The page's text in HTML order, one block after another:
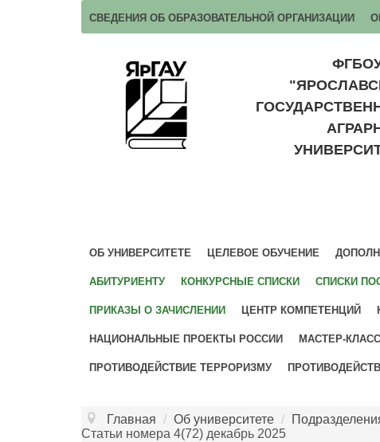
СВЕДЕНИЯ ОБ ОБРАЗОВАТЕЛЬНОЙ ОРГАНИЗАЦИИ
ОБ УНИВЕРСИТЕТЕ ЦЕЛЕВОЕ ОБУЧЕНИЕ
АБИТУРИЕНТУ КОНКУРСНЫЕ СПИСКИ СПИСКИ
ПРИКАЗЫ О ЗАЧИСЛЕНИИ ЦЕНТР КОМПЕТЕНЦИЙ
НАЦИОНАЛЬНЫЕ ПРОЕКТЫ РОССИИ МАСТЕР-
ПРОТИВОДЕЙСТВИЕ ТЕРРОРИЗМУ
Главная / Об университете /
Статьи номера 4(72) декабрь 2025